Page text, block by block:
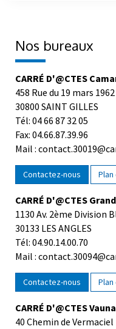
Nos bureaux
CARRÉ D'@CTES
458 Rue du 19 mars 1962
30800 SAINT GILLES
Tél: 04 66 87 32 05
Fax: 04.66.87.39.96
Mail :
Contactez-nous
CARRÉ D'@CTES
1130 Av. 2ème Division
30133 LES ANGLES
Tél: 04.90.14.00.70
Mail :
Contactez-nous
CARRÉ D'@CTES
40 Chemin de Vermaciel